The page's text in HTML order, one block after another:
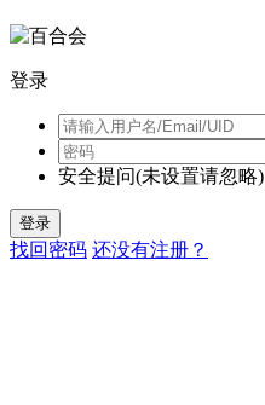
登录
安全提问(未设置请忽略)
登录
找回密码 还没有注册？